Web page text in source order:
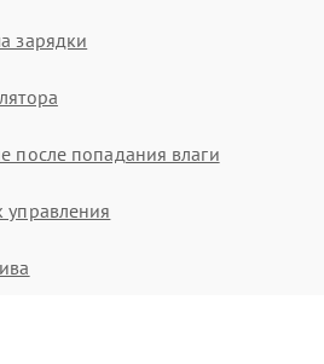
зарядки
после попадания влаги
управления